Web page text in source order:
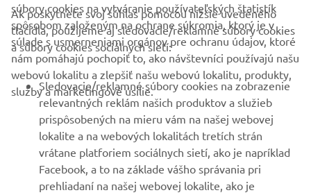
FIREMNÉ STRÁNKY
B2B
VIAC YAMAHA
PODPORA
BULLETIN
súbory cookies na vytváranie používateľských štatistík
spôsobom založeným na ochrane súkromia, ktorý je v
súlade s usmerneniami orgánov pre ochranu údajov, ktoré
nám pomáhajú pochopiť to, ako návštevníci používajú našu
webovú lokalitu a zlepšiť našu webovú lokalitu, produkty,
služby a marketingové úsilie.
Ak poskytnete svoj súhlas pomocou nižšie uvedeného
tlačidla, použijeme aj sledovacie/reklamné súbory cookies
a súbory cookies sociálnych sietí:
Sledovacie/reklamné súbory cookies na zobrazenie
relevantných reklám našich produktov a služieb
prispôsobených na mieru vám na našej webovej
lokalite a na webových lokalitách tretích strán
vrátane platforiem sociálnych sietí, ako je napríklad
Facebook, a to na základe vášho správania pri
prehliadaní na našej webovej lokalite, ako je